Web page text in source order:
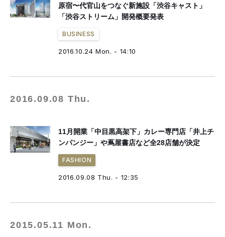
原宿〜代官山をつなぐ新施設「渋谷キャスト」
「渋谷ストリーム」開発概要発表
BUSINESS
2016.10.24 Mon. - 14:10
2016.09.08 Thu.
11月開業「中目黒高架下」カレー専門店「井上チ
ンパンジー」や蔦屋書店など全28店舗が決定
FASHION
2016.09.08 Thu. - 12:35
2015.05.11 Mon.